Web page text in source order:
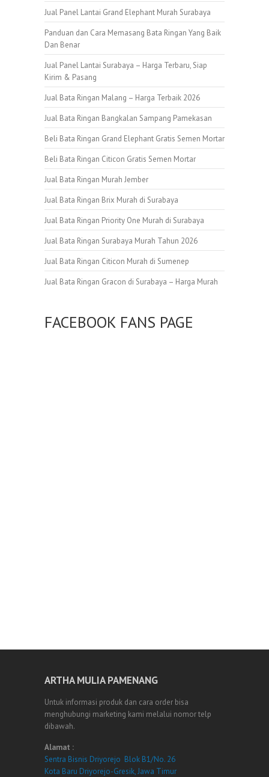
Jual Panel Lantai Grand Elephant Murah Surabaya
Panduan dan Cara Memasang Bata Ringan Yang Baik
Dan Benar
Jual Panel Lantai Surabaya – Harga Terbaru, Siap
Kirim & Pasang
Jual Bata Ringan Malang – Harga Terbaik 2026
Jual Bata Ringan Bangkalan Sampang Pamekasan
Beli Bata Ringan Grand Elephant Gratis Semen Mortar
Beli Bata Ringan Citicon Gratis Semen Mortar
Jual Bata Ringan Murah Jember
Jual Bata Ringan Brix Murah di Surabaya
Jual Bata Ringan Priority One Murah di Surabaya
Jual Bata Ringan Surabaya Murah Tahun 2026
Jual Bata Ringan Citicon Murah di Sumenep
Jual Bata Ringan Gracon di Surabaya – Harga Murah
FACEBOOK FANS PAGE
ARTHA MULIA PAMENANG
Untuk informasi produk dan cara order bisa
menghubungi marketing kami melalui nomor telp
dibawah.
Alamat :
Sentra Bisnis Driyorejo Blok B1/No. 26
Kota Baru Driyorejo-Gresik, Jawa Timur